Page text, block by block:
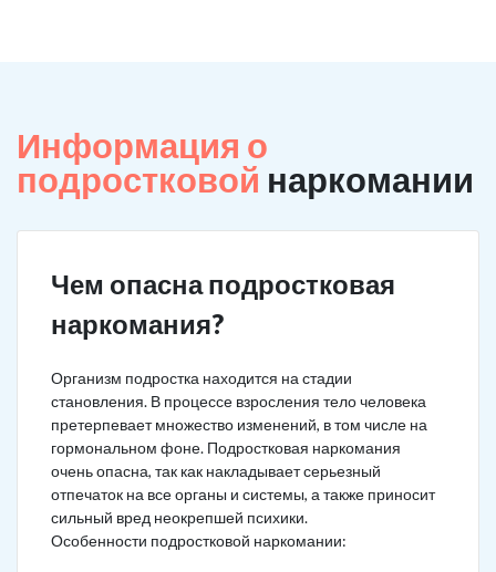
Информация о
подростковой наркомании
Чем опасна подростковая
наркомания?
Организм подростка находится на стадии
становления. В процессе взросления тело человека
претерпевает множество изменений, в том числе на
гормональном фоне. Подростковая наркомания
очень опасна, так как накладывает серьезный
отпечаток на все органы и системы, а также приносит
сильный вред неокрепшей психики.
Особенности подростковой наркомании: